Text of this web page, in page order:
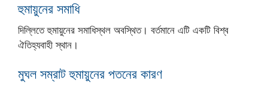
হুমায়ুনের সমাধি
দিল্লিতে হুমায়ুনের সমাধিস্থল অবস্থিত। বর্তমানে এটি একটি বিশ্ব
ঐতিহ্যবাহী স্থান।
মুঘল সম্রাট হুমায়ুনের পতনের কারণ